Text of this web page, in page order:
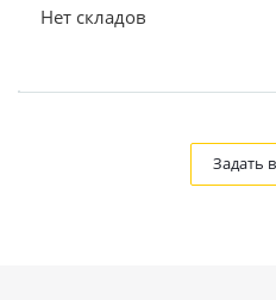
Нет складов
Задать